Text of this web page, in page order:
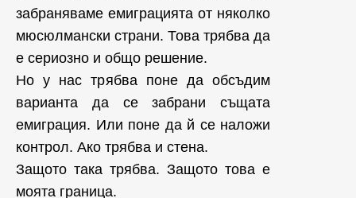
забраняваме емиграцията от няколко
мюсюлмански страни. Това трябва да
е сериозно и общо решение.
Но у нас трябва поне да обсъдим
варианта да се забрани същата
емиграция. Или поне да й се наложи
контрол. Ако трябва и стена.
Защото така трябва. Защото това е
моята граница.